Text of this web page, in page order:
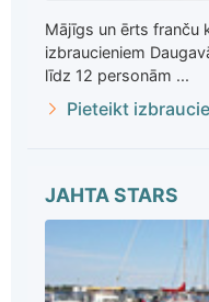
Mājīgs un ērts franču
izbraucieniem
līdz 12 personām ...
Pieteikt
JAHTA STARS